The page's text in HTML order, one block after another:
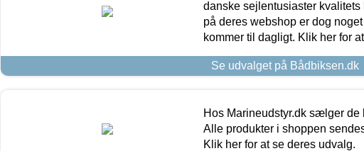
danske sejlentusiaster
på deres webshop er dog
kommer til dagligt. Klik her for
Se udvalget på Bådbiksen.dk
Hos Marineudstyr.dk sælger de
Alle produkter i shoppen
Klik her for at se deres udvalg.